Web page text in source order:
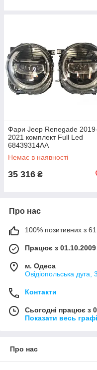
Фари Jeep Renegade 2019-
2021 комплект Full Led
68439314AA
Немає в наявності
35 316 ₴
Про нас
100% позитивних з 61
Працює з 01.10.2009
м. Одеса
Овідіопольська дуга,
Контакти
Сьогодні працює з
Показати весь
Про нас